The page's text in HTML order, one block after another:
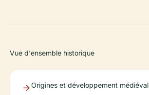
Vue d'ensemble historique
Origines et développement médiéval